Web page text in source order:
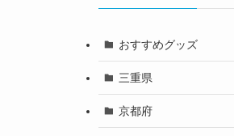
おすすめグッズ
三重県
京都府